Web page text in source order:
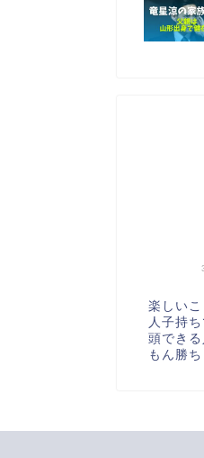
楽しい
人子持
頭でき
もん勝ち